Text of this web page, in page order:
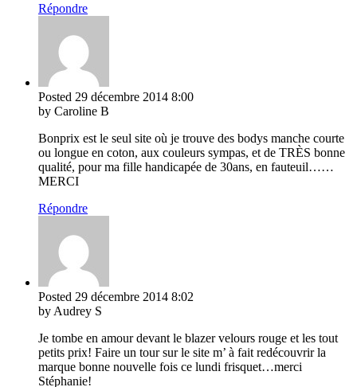
Répondre
Posted 29 décembre 2014 8:00
by Caroline B
Bonprix est le seul site où je trouve des bodys manche courte
ou longue en coton, aux couleurs sympas, et de TRÈS bonne
qualité, pour ma fille handicapée de 30ans, en fauteuil……
MERCI
Répondre
Posted 29 décembre 2014 8:02
by Audrey S
Je tombe en amour devant le blazer velours rouge et les tout
petits prix! Faire un tour sur le site m’ à fait redécouvrir la
marque bonne nouvelle fois ce lundi frisquet…merci
Stéphanie!